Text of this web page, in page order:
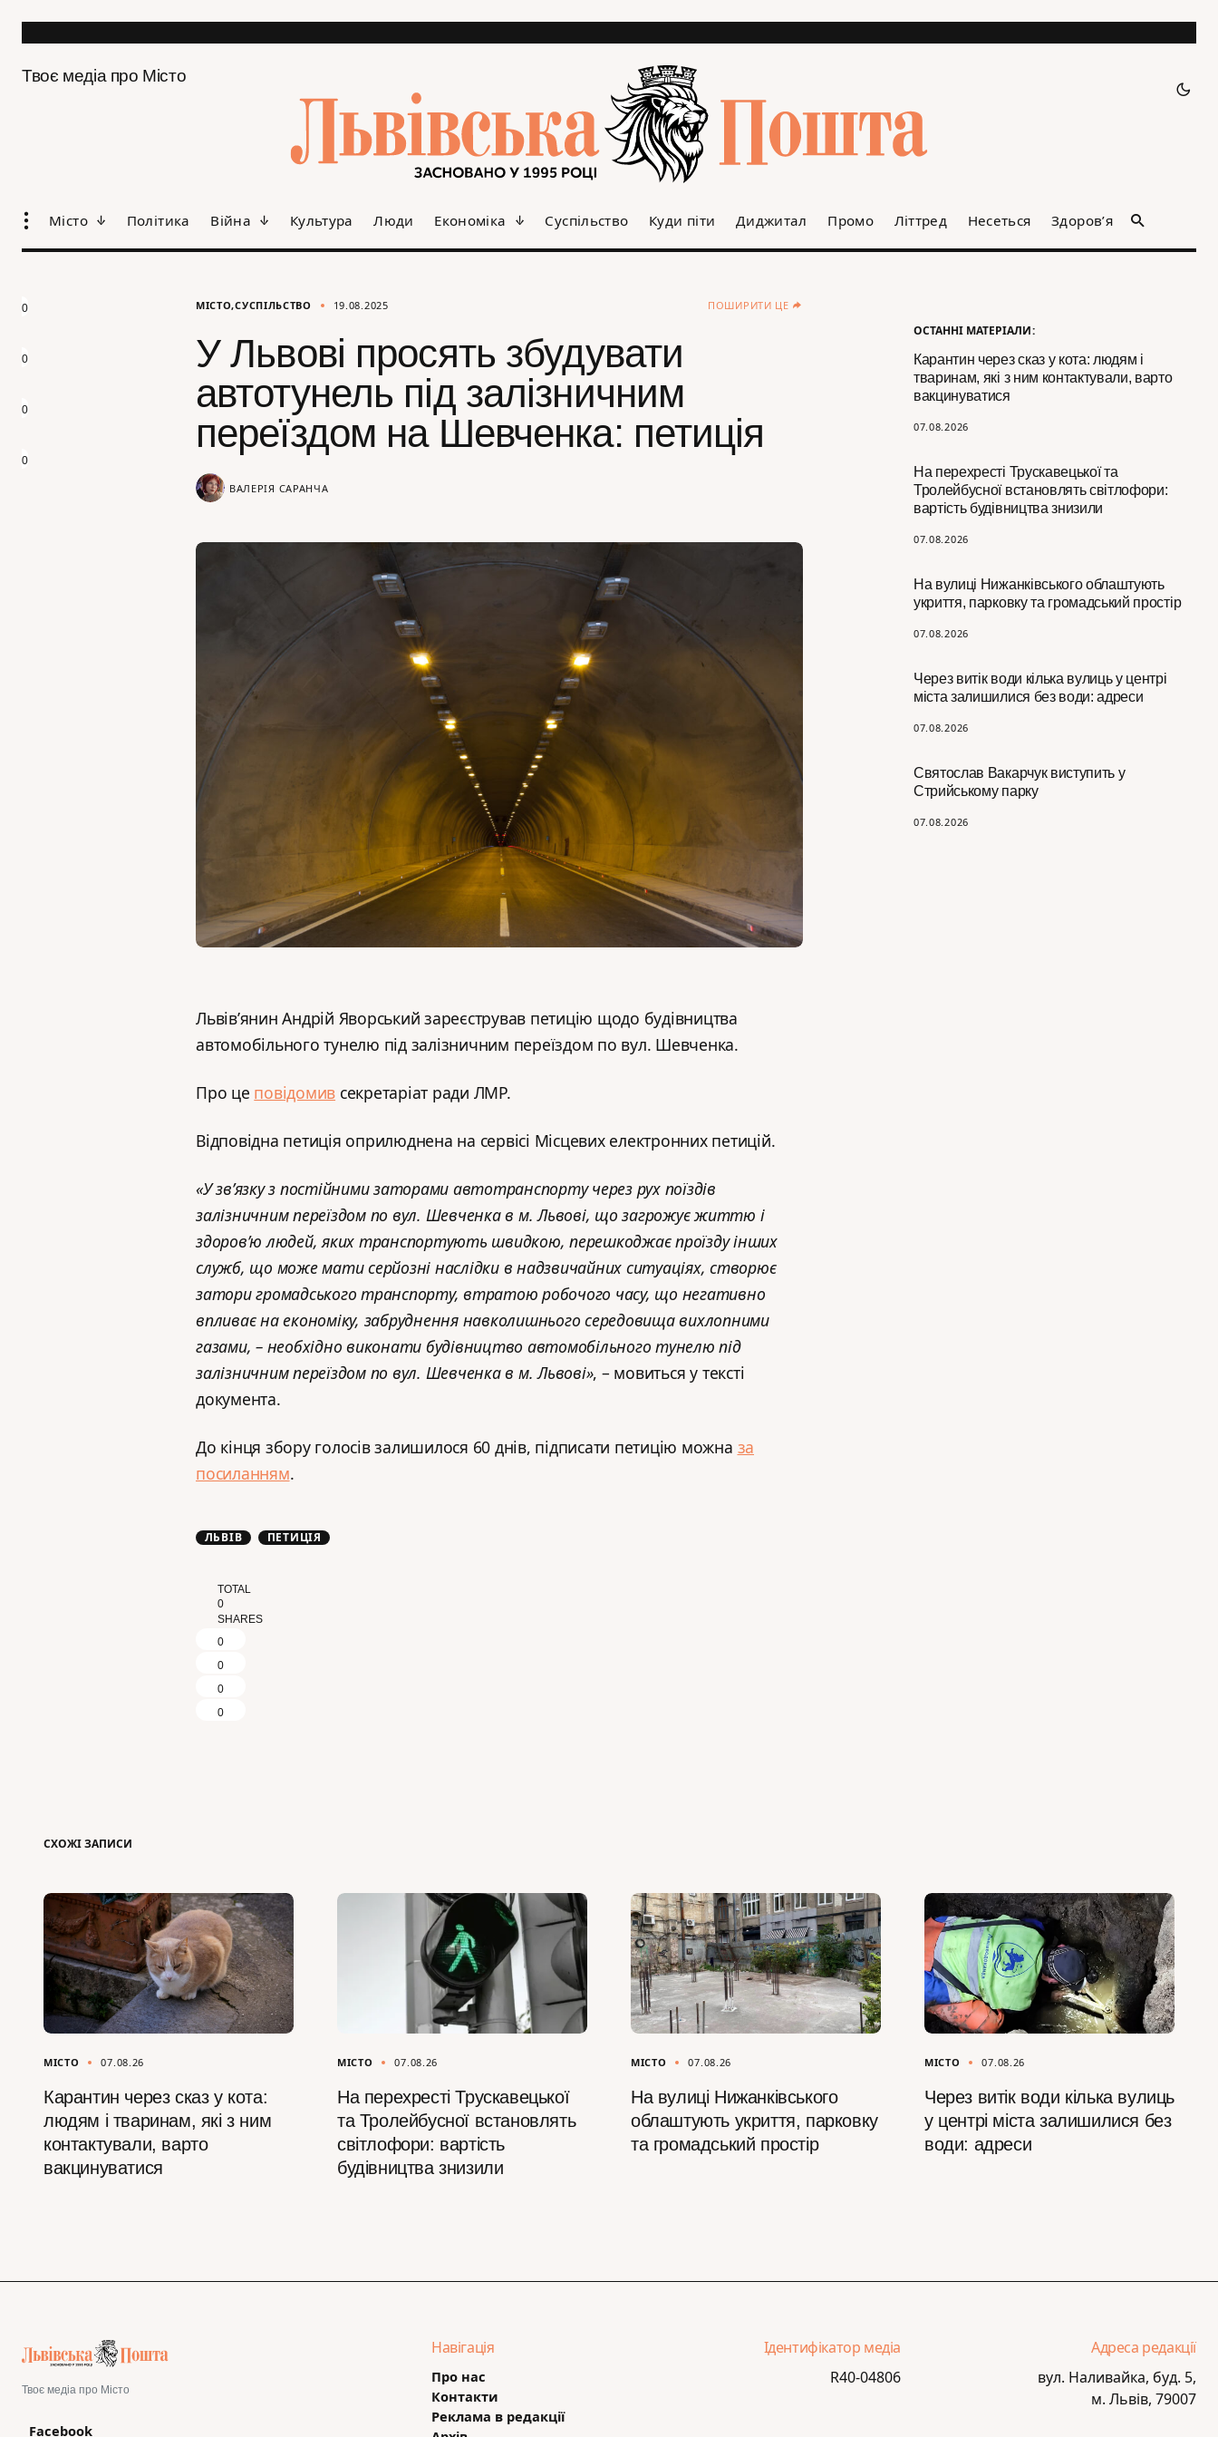
Твоє медіа про Місто
Місто Політика Війна Культура Люди Економіка Суспільство Куди піти Диджитал Промо Літтред Несеться Здоров’я
ОСТАННІ МАТЕРІАЛИ:
Карантин через сказ у кота: людям і
тваринам, які з ним контактували, варто
вакцинуватися
07.08.2026
На перехресті Трускавецької та
Тролейбусної встановлять світлофори:
вартість будівництва знизили
07.08.2026
На вулиці Нижанківського облаштують
укриття, парковку та громадський простір
07.08.2026
Через витік води кілька вулиць у центрі
міста залишилися без води: адреси
07.08.2026
Святослав Вакарчук виступить у
Стрийському парку
07.08.2026
МІСТО СУСПІЛЬСТВО 19.08.2025 ПОШИРИТИ ЦЕ
У Львові просять збудувати
автотунель під залізничним
переїздом на Шевченка: петиція
ВАЛЕРІЯ САРАНЧА
Львів’янин Андрій Яворський зареєстрував петицію щодо будівництва
автомобільного тунелю під залізничним переїздом по вул. Шевченка.
Про це повідомив секретаріат ради ЛМР.
Відповідна петиція оприлюднена на сервісі Місцевих електронних петицій.
«У зв’язку з постійними заторами автотранспорту через рух поїздів
залізничним переїздом по вул. Шевченка в м. Львові, що загрожує життю і
здоров’ю людей, яких транспортують швидкою, перешкоджає проїзду інших
служб, що може мати серйозні наслідки в надзвичайних ситуаціях, створює
затори громадського транспорту, втратою робочого часу, що негативно
впливає на економіку, забруднення навколишнього середовища вихлопними
газами, – необхідно виконати будівництво автомобільного тунелю під
залізничним переїздом по вул. Шевченка в м. Львові», – мовиться у тексті
документа.
До кінця збору голосів залишилося 60 днів, підписати петицію можна за
посиланням.
ЛЬВІВ ПЕТИЦІЯ
TOTAL
0
SHARES
0
0
0
0
0
0
0
0
СХОЖІ ЗАПИСИ
МІСТО 07.08.26
Карантин через сказ у кота:
людям і тваринам, які з ним
контактували, варто
вакцинуватися
МІСТО 07.08.26
На перехресті Трускавецької
та Тролейбусної встановлять
світлофори: вартість
будівництва знизили
МІСТО 07.08.26
На вулиці Нижанківського
облаштують укриття, парковку
та громадський простір
МІСТО 07.08.26
Через витік води кілька вулиць
у центрі міста залишилися без
води: адреси
Твоє медіа про Місто
Facebook
Навігація
Про нас
Контакти
Реклама в редакції
Ідентифікатор медіа
R40-04806
Адреса редакції
вул. Наливайка, буд. 5,
м. Львів, 79007